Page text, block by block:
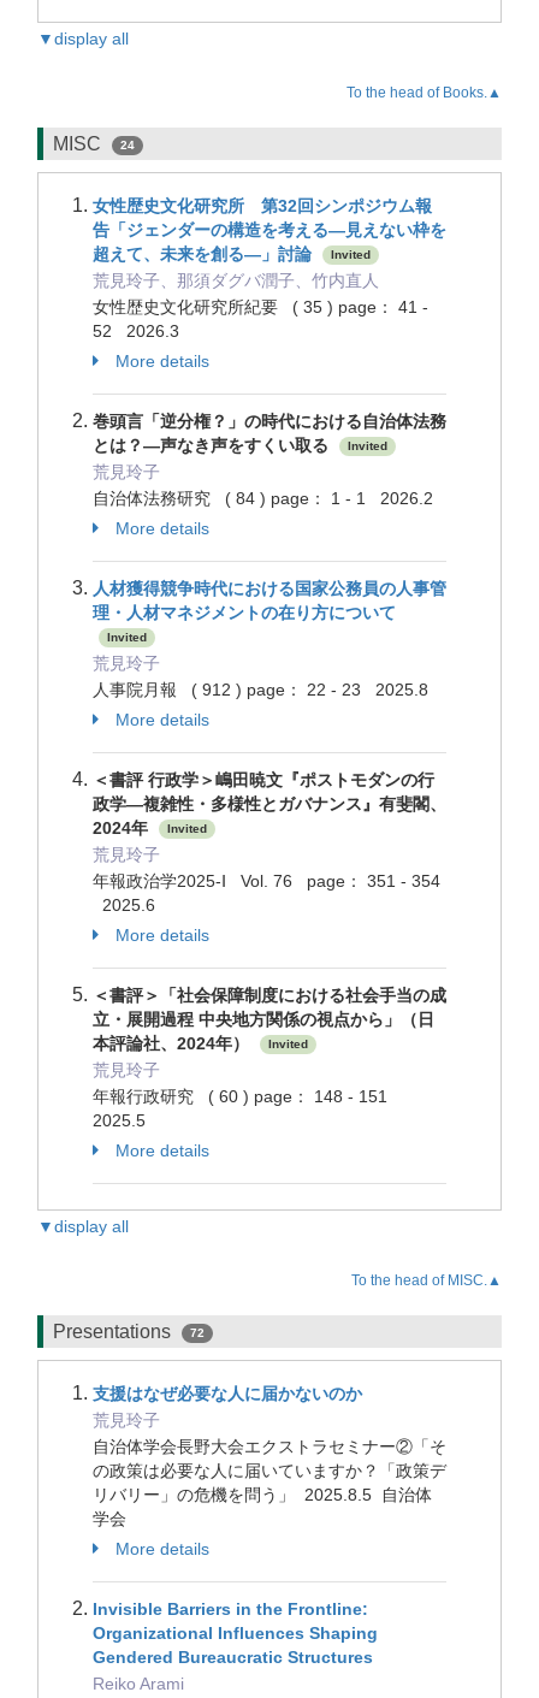
▼display all
To the head of Books.▲
MISC 24
女性歴史文化研究所 第32回シンポジウム報
告「ジェンダーの構造を考える―見えない枠を
超えて、未来を創る―」討論
Invited
荒見玲子、那須ダグバ潤子、竹内直人
女性歴史文化研究所紀要 ( 35 ) page： 41 -
52 2026.3
More details
巻頭言「逆分権？」の時代における自治体法務
とは？―声なき声をすくい取る
Invited
荒見玲子
自治体法務研究 ( 84 ) page： 1 - 1 2026.2
More details
人材獲得競争時代における国家公務員の人事管
理・人材マネジメントの在り方について
Invited
荒見玲子
人事院月報 ( 912 ) page： 22 - 23 2025.8
More details
＜書評 行政学＞嶋田暁文『ポストモダンの行
政学―複雑性・多様性とガバナンス』有斐閣、
2024年
Invited
荒見玲子
年報政治学2025-Ⅰ Vol. 76 page： 351 - 354
2025.6
More details
＜書評＞「社会保障制度における社会手当の成
立・展開過程 中央地方関係の視点から」（日
本評論社、2024年）
Invited
荒見玲子
年報行政研究 ( 60 ) page： 148 - 151
2025.5
More details
▼display all
To the head of MISC.▲
Presentations 72
支援はなぜ必要な人に届かないのか
荒見玲子
自治体学会長野大会エクストラセミナー②「そ
の政策は必要な人に届いていますか？「政策デ
リバリー」の危機を問う」 2025.8.5 自治体
学会
More details
Invisible Barriers in the Frontline:
Organizational Influences Shaping
Gendered Bureaucratic Structures
Reiko Arami